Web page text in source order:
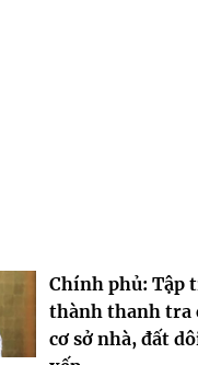
Chính phủ: Tập
thành thanh tra
cơ sở nhà, đất